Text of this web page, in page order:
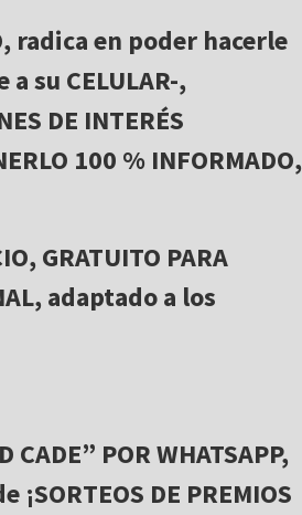
radica en poder hacerle
su CELULAR-,
DE INTERÉS
100 % INFORMADO,
GRATUITO PARA
adaptado a los
POR WHATSAPP,
DE PREMIOS